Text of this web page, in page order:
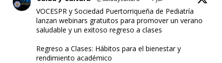
VOCESPR y Sociedad Puertorriqueña de Pediatría
lanzan webinars gratuitos para promover un verano
saludable y un exitoso regreso a clases
Regreso a Clases: Hábitos para el bienestar y
rendimiento académico